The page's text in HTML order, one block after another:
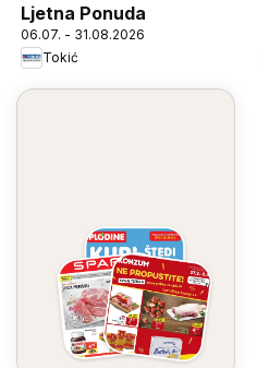
Ljetna Ponuda
06.07. - 31.08.2026
Tokić